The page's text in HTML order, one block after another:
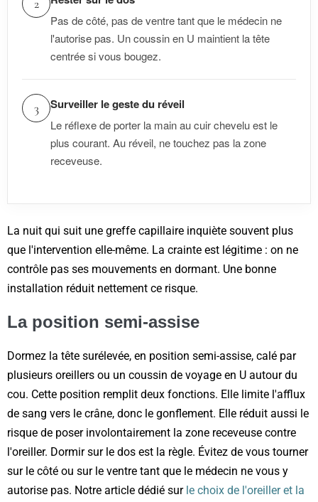
2
Pas de côté, pas de ventre tant que le médecin ne
l'autorise pas. Un coussin en U maintient la tête
centrée si vous bougez.
3 Surveiller le geste du réveil
Le réflexe de porter la main au cuir chevelu est le
plus courant. Au réveil, ne touchez pas la zone
receveuse.
La nuit qui suit une greffe capillaire inquiète souvent plus
que l'intervention elle-même. La crainte est légitime : on ne
contrôle pas ses mouvements en dormant. Une bonne
installation réduit nettement ce risque.
La position semi-assise
Dormez la tête surélevée, en position semi-assise, calé par
plusieurs oreillers ou un coussin de voyage en U autour du
cou. Cette position remplit deux fonctions. Elle limite l'afflux
de sang vers le crâne, donc le gonflement. Elle réduit aussi le
risque de poser involontairement la zone receveuse contre
l'oreiller. Dormir sur le dos est la règle. Évitez de vous tourner
sur le côté ou sur le ventre tant que le médecin ne vous y
autorise pas. Notre article dédié sur le choix de l'oreiller et la